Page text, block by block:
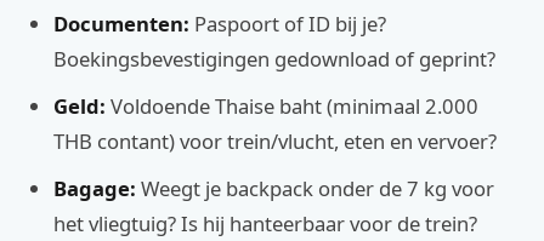
Documenten: Paspoort of ID bij je?
Boekingsbevestigingen gedownload of geprint?
Geld: Voldoende Thaise baht (minimaal 2.000
THB contant) voor trein/vlucht, eten en vervoer?
Bagage: Weegt je backpack onder de 7 kg voor
het vliegtuig? Is hij hanteerbaar voor de trein?